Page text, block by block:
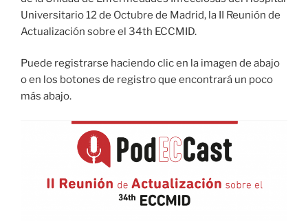
Universitario 12 de Octubre de Madrid, la II Reunión de
Actualización sobre el 34th ECCMID.
Puede registrarse haciendo clic en la imagen de abajo
o en los botones de registro que encontrará un poco
más abajo.